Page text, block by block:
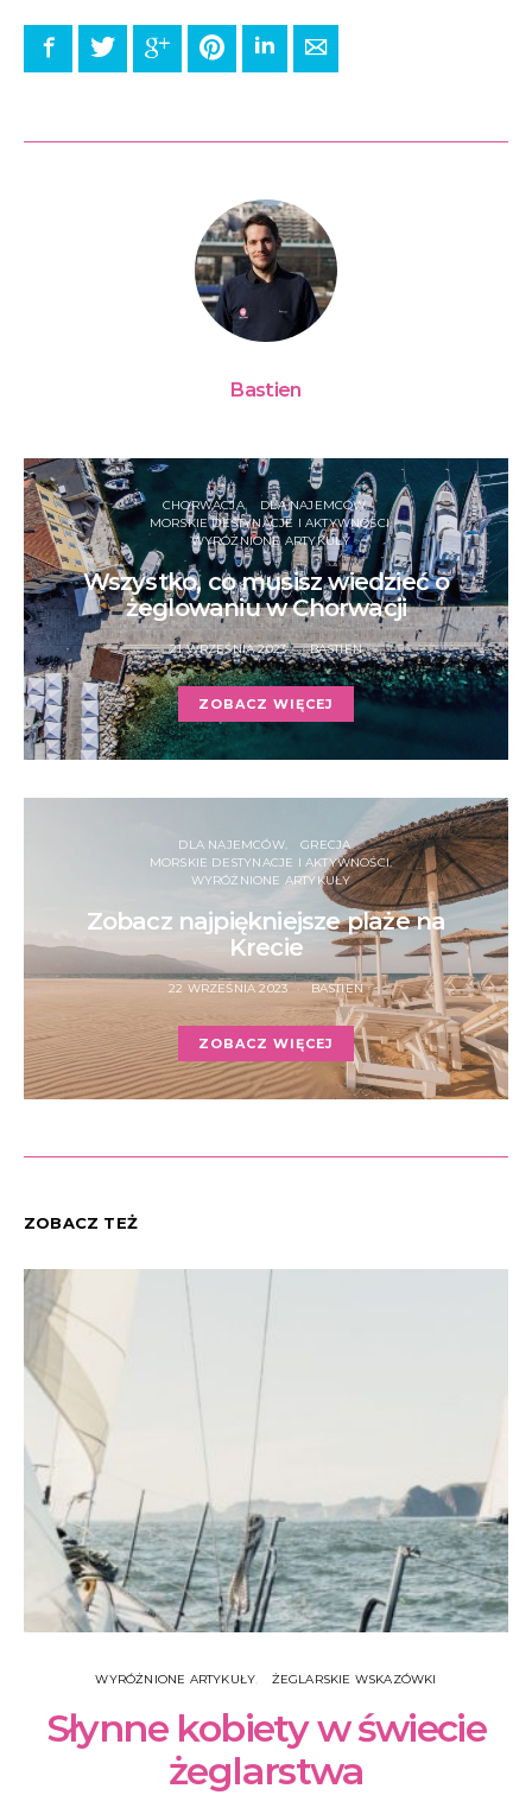
FacebookTwitter Google+ PinterestLinkedInE-mail
Bastien
CHORWACJA
DLA NAJEMCÓW
MORSKIE DESTYNACJE I AKTYWNOŚCI
WYRÓŻNIONE ARTYKUŁY
Wszystko, co musisz wiedzieć o
żeglowaniu w Chorwacji
21 WRZEŚNIA 2023 BASTIEN
ZOBACZ WIĘCEJ
DLA NAJEMCÓW
GRECJA
MORSKIE DESTYNACJE I AKTYWNOŚCI
WYRÓŻNIONE ARTYKUŁY
Zobacz najpiękniejsze plaże na
Krecie
22 WRZEŚNIA 2023 BASTIEN
ZOBACZ WIĘCEJ
ZOBACZ TEŻ
WYRÓŻNIONE ARTYKUŁY ŻEGLARSKIE WSKAZÓWKI
Słynne kobiety w świecie
żeglarstwa